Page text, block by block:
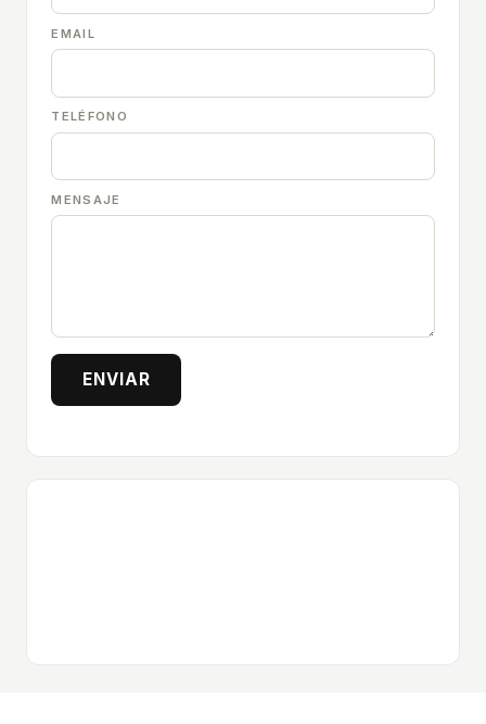
EMAIL
TELÉFONO
MENSAJE
ENVIAR